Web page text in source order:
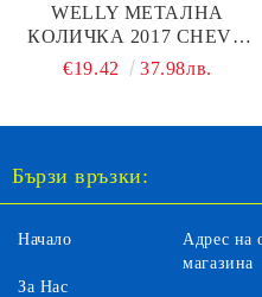
WELLY МЕТАЛНА
КОЛИЧКА 2017 CHEVY
SILVERADO - 1:24
€19.42 37.98лв.
Бързи връзки:
Начало
За Нас
Адрес на
магазина